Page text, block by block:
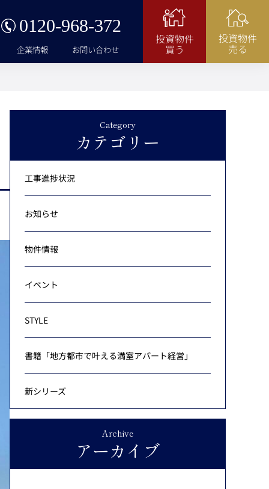
0120-968-372
企業情報 お問い合わせ
投資物件
買う
投資物件
売る
Category
カテゴリー
工事進捗状況
お知らせ
物件情報
イベント
STYLE
書籍「地方都市で叶える満室アパート経営」
新シリーズ
Archive
アーカイブ